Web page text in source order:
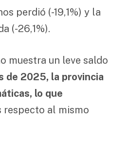
perdió (-19,1%) y la
(-26,1%).
muestra un leve saldo
de 2025, la provincia
lo que
respecto al mismo